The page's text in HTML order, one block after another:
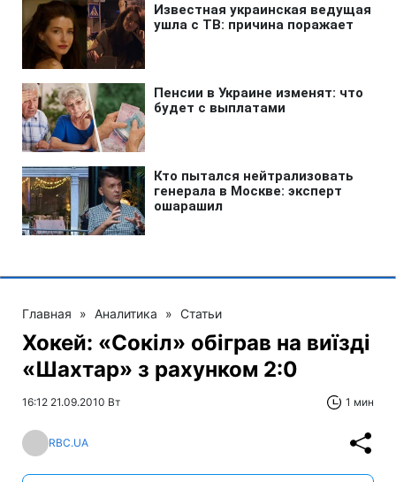
Главная » Аналитика » Статьи
Хокей: «Сокіл» обіграв на виїзді
«Шахтар» з рахунком 2:0
16:12 21.09.2010 Вт 1 мин
RBC.UA